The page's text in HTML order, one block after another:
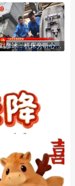
刘彦冰：机床旁听心声 为高技能人才谋实利